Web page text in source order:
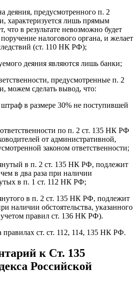
деяния, предусмотренного п. 2
характеризуется лишь прямым
что в результате невозможно будет
налогового органа, и желает
(ст. 110 НК РФ);
деяния являются лишь банки;
предусмотренные п. 2
можем сделать вывод, что:
штраф в размере 30% не поступившей
по п. 2 ст. 135 НК РФ
от административной,
законом ответственности;
в п. 2 ст. 135 НК РФ, подлежит
в два раза при наличии
в п. 1 ст. 112 НК РФ;
в п. 2 ст. 135 НК РФ, подлежит
наличии обстоятельства, указанного
правил ст. 136 НК РФ).
ст. ст. 112, 114, 135 НК РФ.
к Ст. 135
Российской